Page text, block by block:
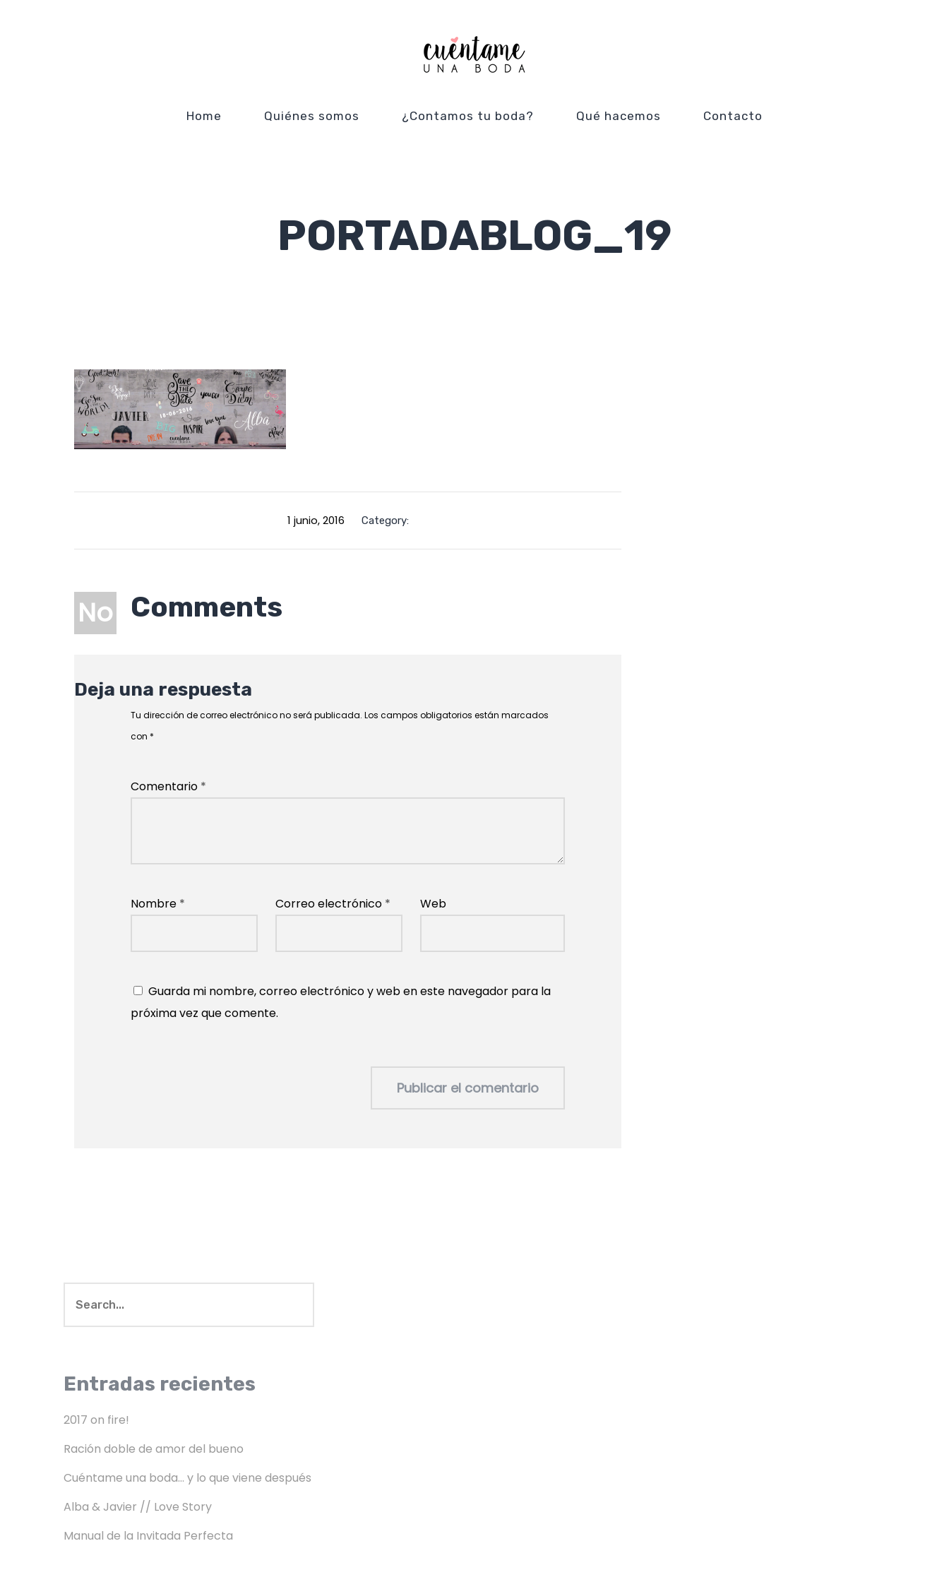
Home Quiénes somos ¿Contamos tu boda? Qué hacemos Contacto
PORTADABLOG_19
1 junio, 2016 Category:
No Comments
Deja una respuesta
Tu dirección de correo electrónico no será publicada. Los campos obligatorios están marcados
con *
Comentario *
Nombre * Correo electrónico * Web
Guarda mi nombre, correo electrónico y web en este navegador para la
próxima vez que comente.
Entradas recientes
2017 on fire!
Ración doble de amor del bueno
Cuéntame una boda… y lo que viene después
Alba & Javier // Love Story
Manual de la Invitada Perfecta